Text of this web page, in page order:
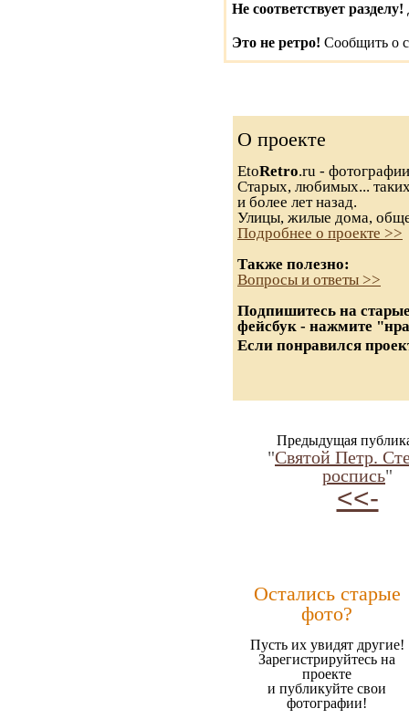
Не соответствует разделу!
Это не ретро! Сообщить о
О проекте
EtoRetro.ru -
Старых, любимых...
и более лет назад.
Улицы, жилые дома,
Подробнее о проекте >>
Также полезно:
Вопросы и ответы >>
Подпишитесь на
фейсбук - нажмите
Если понравился
Предыдущая
"Святой Петр.
роспись"
<<-
Остались старые
фото?
Пусть их увидят другие!
Зарегистрируйтесь на
проекте
и публикуйте свои
фотографии!